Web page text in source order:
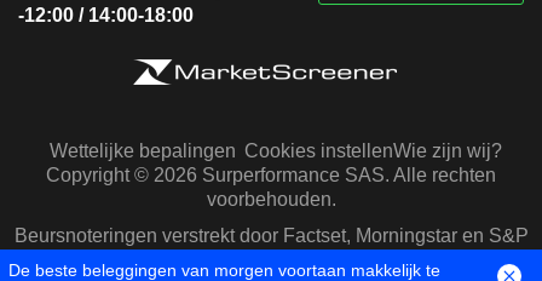
-12:00 / 14:00-18:00
Wettelijke bepalingen Cookies instellenWie zijn wij?
Copyright © 2026 Surperformance SAS. Alle rechten
voorbehouden.
Beursnoteringen verstrekt door Factset, Morningstar en S&P
De beste beleggingen van morgen voortaan makkelijk te